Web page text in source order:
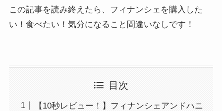
この記事を読み終えたら、フィナンシェを購入した
い！食べたい！気分になること間違いなしです！
目次
【10秒レビュー！】フィナンシェアンドハニ